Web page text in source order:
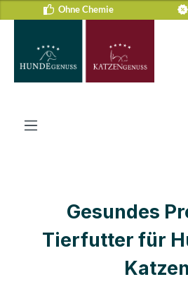
Zum Hauptinhalt springen
Ohne Chemie
Gesundes
Tierfutter für
Katzen